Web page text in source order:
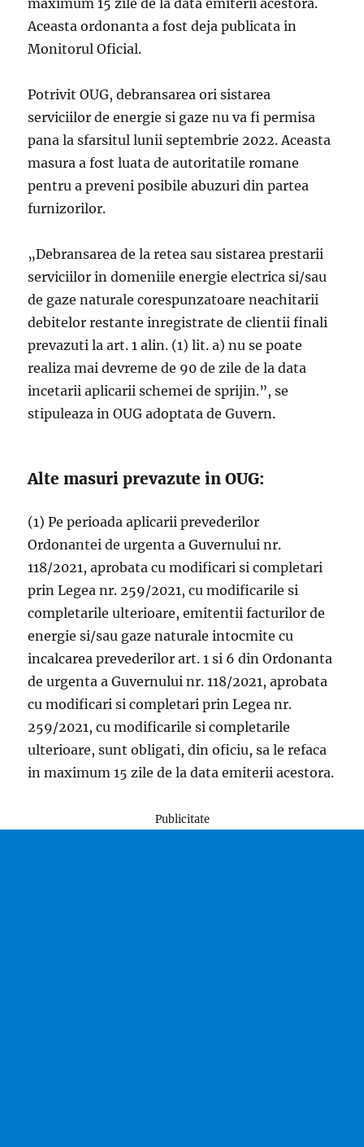
maximum 15 zile de la data emiterii acestora.
Aceasta ordonanta a fost deja publicata in
Monitorul Oficial.
Potrivit OUG, debransarea ori sistarea
serviciilor de energie si gaze nu va fi permisa
pana la sfarsitul lunii septembrie 2022. Aceasta
masura a fost luata de autoritatile romane
pentru a preveni posibile abuzuri din partea
furnizorilor.
„Debransarea de la retea sau sistarea prestarii
serviciilor in domeniile energie electrica si/sau
de gaze naturale corespunzatoare neachitarii
debitelor restante inregistrate de clientii finali
prevazuti la art. 1 alin. (1) lit. a) nu se poate
realiza mai devreme de 90 de zile de la data
incetarii aplicarii schemei de sprijin.”, se
stipuleaza in OUG adoptata de Guvern.
Alte masuri prevazute in OUG:
(1) Pe perioada aplicarii prevederilor
Ordonantei de urgenta a Guvernului nr.
118/2021, aprobata cu modificari si completari
prin Legea nr. 259/2021, cu modificarile si
completarile ulterioare, emitentii facturilor de
energie si/sau gaze naturale intocmite cu
incalcarea prevederilor art. 1 si 6 din Ordonanta
de urgenta a Guvernului nr. 118/2021, aprobata
cu modificari si completari prin Legea nr.
259/2021, cu modificarile si completarile
ulterioare, sunt obligati, din oficiu, sa le refaca
in maximum 15 zile de la data emiterii acestora.
Publicitate